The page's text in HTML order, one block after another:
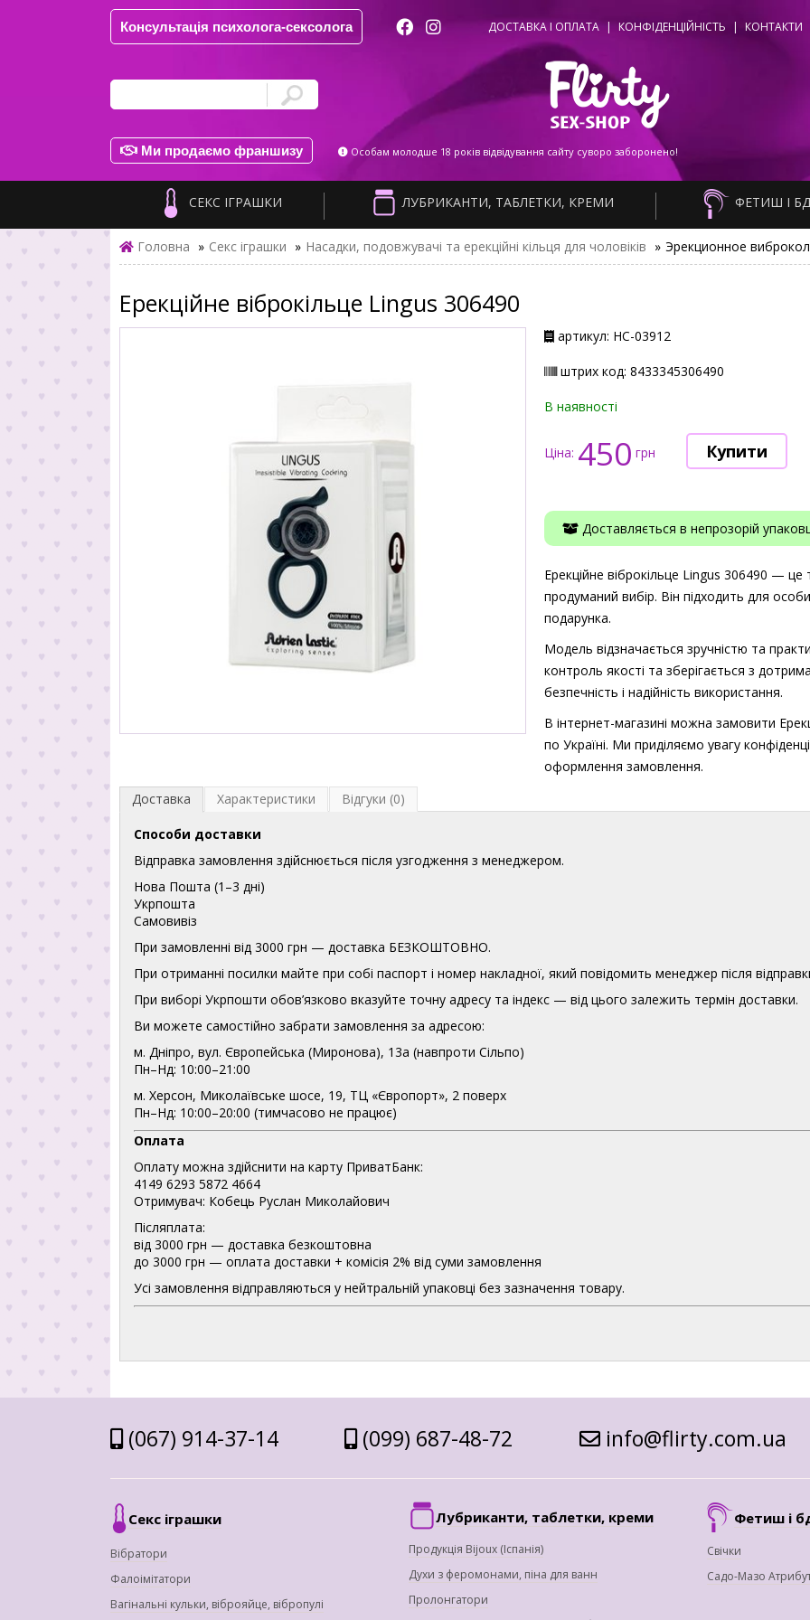
Консультація психолога-сексолога ДОСТАВКА І ОПЛАТА | КОНФІДЕНЦІЙНІСТЬ | КОНТАКТИ
Ми продаємо франшизу Особам молодше 18 років відвідування сайту суворо заборонено!
СЕКС ІГРАШКИ ЛУБРИКАНТИ, ТАБЛЕТКИ, КРЕМИ ФЕТИШ І
Головна » Секс іграшки » Насадки, подовжувачі та ерекційні кільця для чоловіків » Эрекционное
Ерекційне віброкільце Lingus 306490
артикул: НС-03912
штрих код: 8433345306490
В наявності
Ціна: 450 грн
Доставляється в непрозорій
Ерекційне віброкільце Lingus 306490 —
продуманий вибір. Він підходить для
подарунка.
Модель відзначається зручністю та
контроль якості та зберігається з
безпечність і надійність використання.
В інтернет-магазині можна замовити
по Україні. Ми приділяємо увагу
оформлення замовлення.
Доставка
Характеристики Відгуки (0)
Способи доставки
Відправка замовлення здійснюється після узгодження з менеджером.
Нова Пошта (1–3 дні)
Укрпошта
Самовивіз
При замовленні від 3000 грн — доставка БЕЗКОШТОВНО.
При отриманні посилки майте при собі паспорт і номер накладної, який повідомить менеджер після
При виборі Укрпошти обов’язково вказуйте точну адресу та індекс — від цього залежить термін доставки.
Ви можете самостійно забрати замовлення за адресою:
м. Дніпро, вул. Європейська (Миронова), 13а (навпроти Сільпо)
Пн–Нд: 10:00–21:00
м. Херсон, Миколаївське шосе, 19, ТЦ «Європорт», 2 поверх
Пн–Нд: 10:00–20:00 (тимчасово не працює)
Оплата
Оплату можна здійснити на карту ПриватБанк:
4149 6293 5872 4664
Отримувач: Кобець Руслан Миколайович
Післяплата:
від 3000 грн — доставка безкоштовна
до 3000 грн — оплата доставки + комісія 2% від суми замовлення
Усі замовлення відправляються у нейтральній упаковці без зазначення товару.
(067) 914-37-14 (099) 687-48-72 info@flirty.com.ua
Секс іграшки
Вібратори
Фалоімітатори
Вагінальні кульки, віброяйце, вібропулі
Лубриканти, таблетки, креми
Продукція Bijoux (Іспанія)
Духи з феромонами, піна для ванн
Пролонгатори
Фетиш і
Свічки
Садо-Мазо